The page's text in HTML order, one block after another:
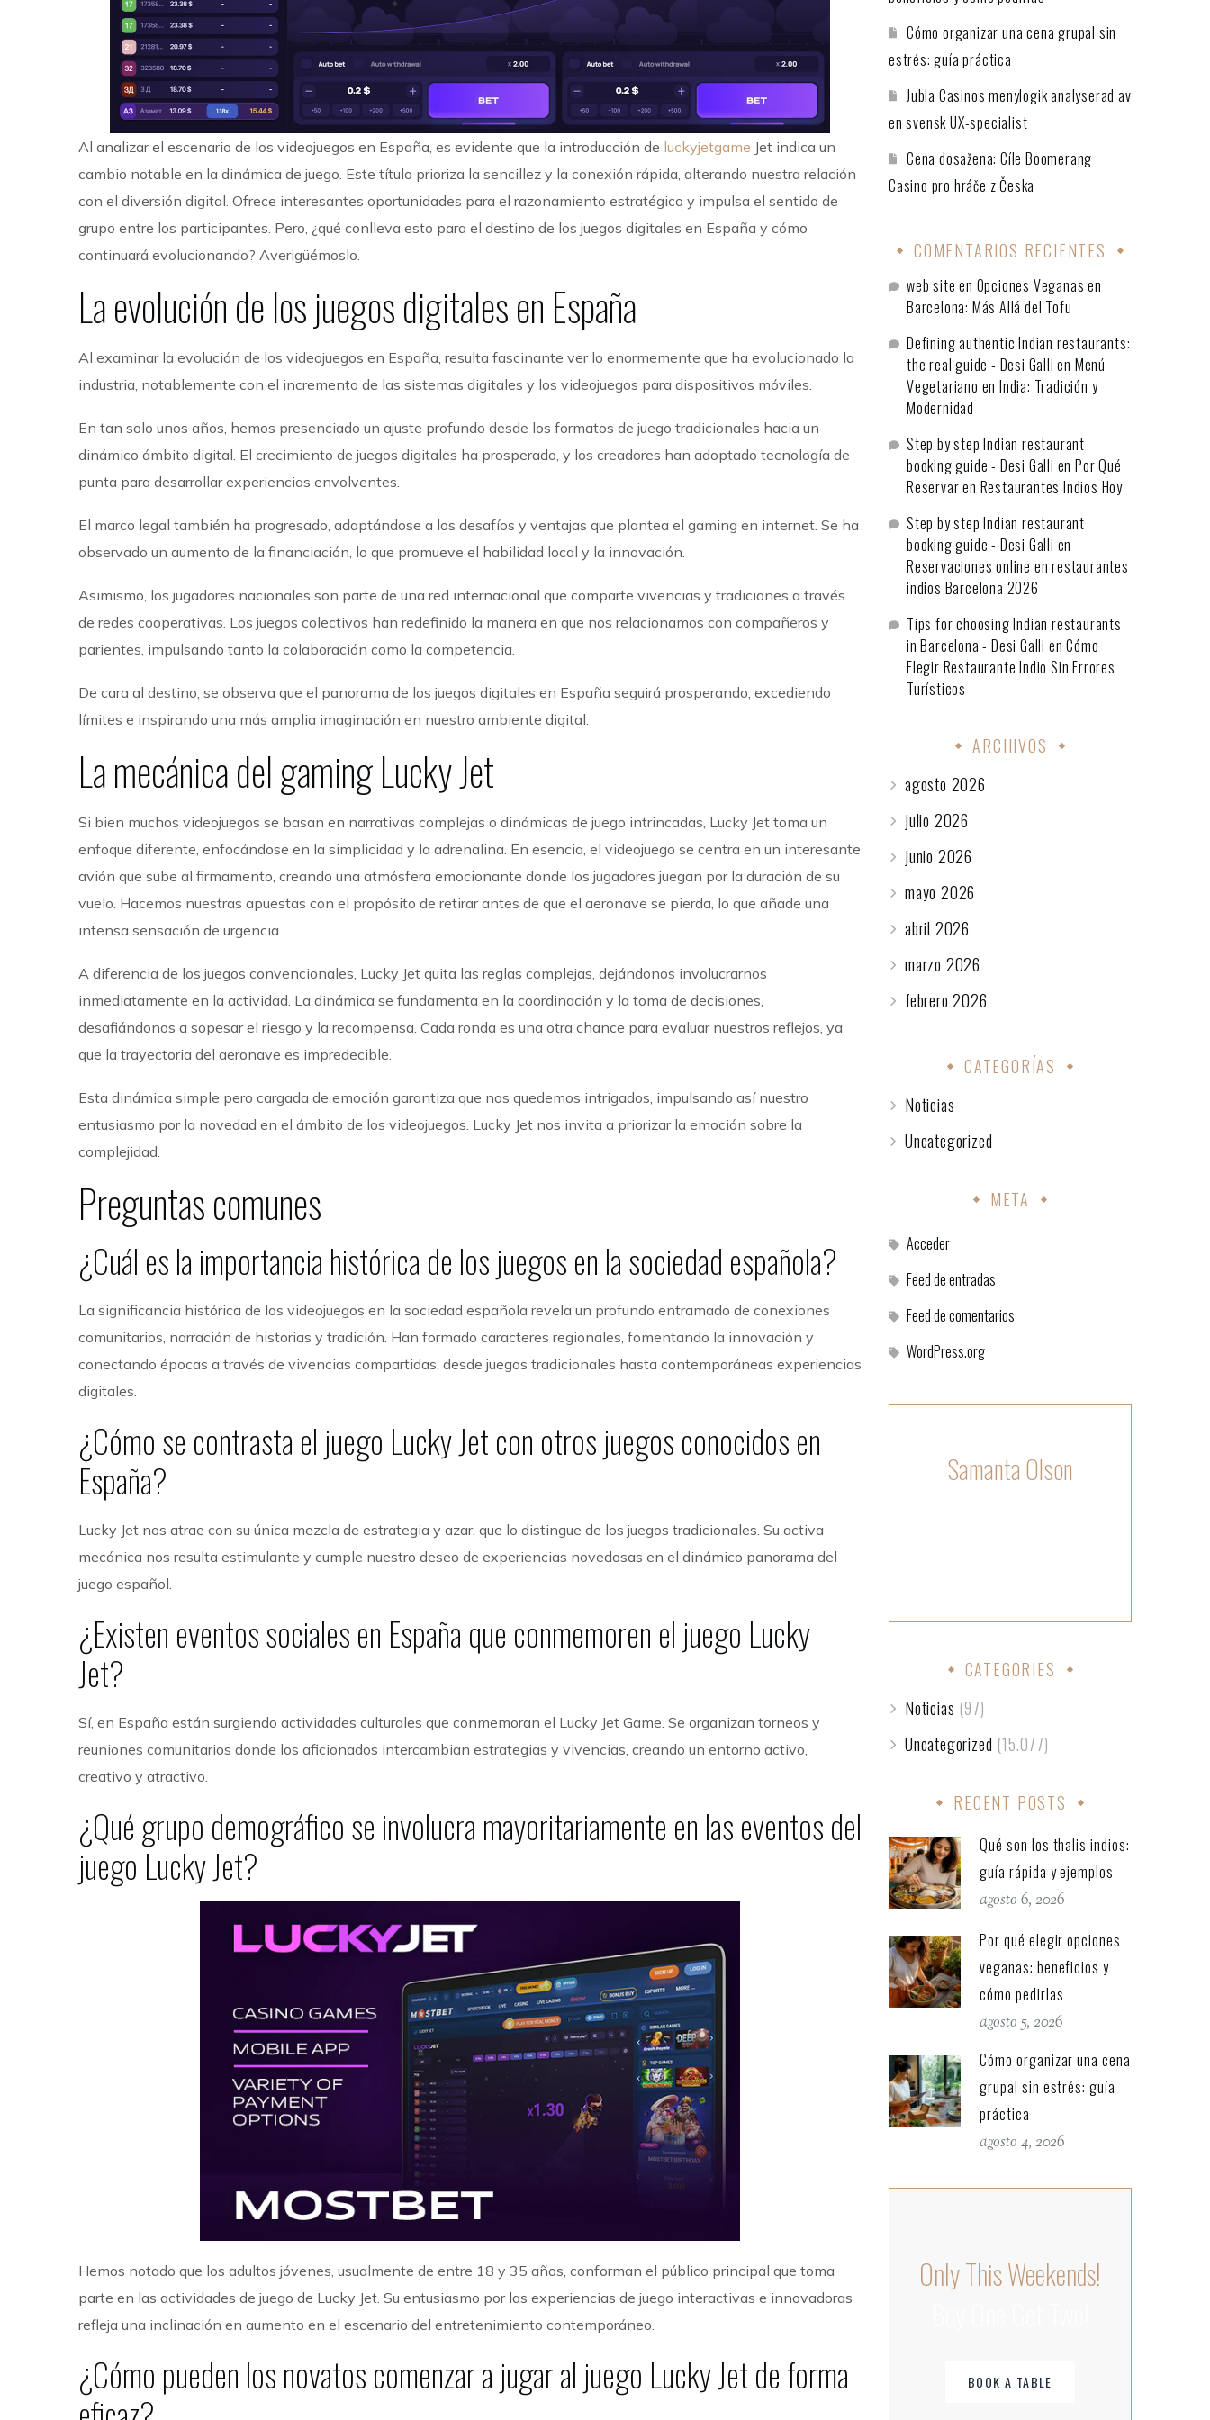
Al analizar el escenario de los videojuegos en España, es evidente que la introducción de luckyjetgame Jet indica un
cambio notable en la dinámica de juego. Este título prioriza la sencillez y la conexión rápida, alterando nuestra relación
con el diversión digital. Ofrece interesantes oportunidades para el razonamiento estratégico y impulsa el sentido de
grupo entre los participantes. Pero, ¿qué conlleva esto para el destino de los juegos digitales en España y cómo
continuará evolucionando? Averigüémoslo.
La evolución de los juegos digitales en España
Al examinar la evolución de los videojuegos en España, resulta fascinante ver lo enormemente que ha evolucionado la
industria, notablemente con el incremento de las sistemas digitales y los videojuegos para dispositivos móviles.
En tan solo unos años, hemos presenciado un ajuste profundo desde los formatos de juego tradicionales hacia un
dinámico ámbito digital. El crecimiento de juegos digitales ha prosperado, y los creadores han adoptado tecnología de
punta para desarrollar experiencias envolventes.
El marco legal también ha progresado, adaptándose a los desafíos y ventajas que plantea el gaming en internet. Se ha
observado un aumento de la financiación, lo que promueve el habilidad local y la innovación.
Asimismo, los jugadores nacionales son parte de una red internacional que comparte vivencias y tradiciones a través
de redes cooperativas. Los juegos colectivos han redefinido la manera en que nos relacionamos con compañeros y
parientes, impulsando tanto la colaboración como la competencia.
De cara al destino, se observa que el panorama de los juegos digitales en España seguirá prosperando, excediendo
límites e inspirando una más amplia imaginación en nuestro ambiente digital.
La mecánica del gaming Lucky Jet
Si bien muchos videojuegos se basan en narrativas complejas o dinámicas de juego intrincadas, Lucky Jet toma un
enfoque diferente, enfocándose en la simplicidad y la adrenalina. En esencia, el videojuego se centra en un interesante
avión que sube al firmamento, creando una atmósfera emocionante donde los jugadores juegan por la duración de su
vuelo. Hacemos nuestras apuestas con el propósito de retirar antes de que el aeronave se pierda, lo que añade una
intensa sensación de urgencia.
A diferencia de los juegos convencionales, Lucky Jet quita las reglas complejas, dejándonos involucrarnos
inmediatamente en la actividad. La dinámica se fundamenta en la coordinación y la toma de decisiones,
desafiándonos a sopesar el riesgo y la recompensa. Cada ronda es una otra chance para evaluar nuestros reflejos, ya
que la trayectoria del aeronave es impredecible.
Esta dinámica simple pero cargada de emoción garantiza que nos quedemos intrigados, impulsando así nuestro
entusiasmo por la novedad en el ámbito de los videojuegos. Lucky Jet nos invita a priorizar la emoción sobre la
complejidad.
Preguntas comunes
¿Cuál es la importancia histórica de los juegos en la sociedad española?
La significancia histórica de los videojuegos en la sociedad española revela un profundo entramado de conexiones
comunitarios, narración de historias y tradición. Han formado caracteres regionales, fomentando la innovación y
conectando épocas a través de vivencias compartidas, desde juegos tradicionales hasta contemporáneas experiencias
digitales.
¿Cómo se contrasta el juego Lucky Jet con otros juegos conocidos en
España?
Lucky Jet nos atrae con su única mezcla de estrategia y azar, que lo distingue de los juegos tradicionales. Su activa
mecánica nos resulta estimulante y cumple nuestro deseo de experiencias novedosas en el dinámico panorama del
juego español.
¿Existen eventos sociales en España que conmemoren el juego Lucky
Jet?
Sí, en España están surgiendo actividades culturales que conmemoran el Lucky Jet Game. Se organizan torneos y
reuniones comunitarios donde los aficionados intercambian estrategias y vivencias, creando un entorno activo,
creativo y atractivo.
¿Qué grupo demográfico se involucra mayoritariamente en las eventos del
juego Lucky Jet?
Hemos notado que los adultos jóvenes, usualmente de entre 18 y 35 años, conforman el público principal que toma
parte en las actividades de juego de Lucky Jet. Su entusiasmo por las experiencias de juego interactivas e innovadoras
refleja una inclinación en aumento en el escenario del entretenimiento contemporáneo.
¿Cómo pueden los novatos comenzar a jugar al juego Lucky Jet de forma
Cómo organizar una cena grupal sin
estrés: guía práctica
Jubla Casinos menylogik analyserad av
en svensk UX-specialist
Cena dosažena: Cíle Boomerang
Casino pro hráče z Česka
COMENTARIOS RECIENTES
web site en Opciones Veganas en
Barcelona: Más Allá del Tofu
Defining authentic Indian restaurants:
the real guide - Desi Galli en Menú
Vegetariano en India: Tradición y
Modernidad
Step by step Indian restaurant
booking guide - Desi Galli enPor Qué
Reservar en Restaurantes Indios Hoy
Step by step Indian restaurant
booking guide - Desi Galli en
Reservaciones online en restaurantes
indios Barcelona 2026
Tips for choosing Indian restaurants
in Barcelona - Desi Galli enCómo
Elegir Restaurante Indio Sin Errores
Turísticos
ARCHIVOS
agosto 2026
julio 2026
junio 2026
mayo 2026
abril 2026
marzo 2026
febrero 2026
CATEGORÍAS
Noticias
Uncategorized
META
Acceder
Feed de entradas
Feed de comentarios
WordPress.org
Samanta Olson
CATEGORIES
Noticias (97)
Uncategorized (15.077)
RECENT POSTS
Qué son los thalis indios:
guía rápida y ejemplos
agosto 6, 2026
Por qué elegir opciones
veganas: beneficios y
cómo pedirlas
agosto 5, 2026
Cómo organizar una cena
grupal sin estrés: guía
práctica
agosto 4, 2026
Only This Weekends!
BOOK A TABLE